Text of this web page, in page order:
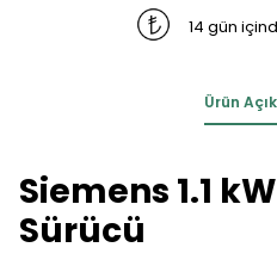
14 gün
Ürün
Siemens 1.1
Sürücü